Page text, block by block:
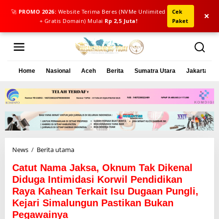
🚀 PROMO 2026: Website Terima Beres (NVMe Unlimited
+ Gratis Domain) Mulai Rp 2,5 Juta!
Cek
Paket
×
L
Home Nasional Aceh Berita Sumatra Utara Jakarta
News / Berita utama
t
u
t
N
a
Catut Nama Jaksa, Oknum Tak Dikenal
Diduga Intimidasi Korwil Pendidikan
Raya Kahean Terkait Isu Dugaan Pungli,
Kejari Simalungun Pastikan Bukan
Pegawainya